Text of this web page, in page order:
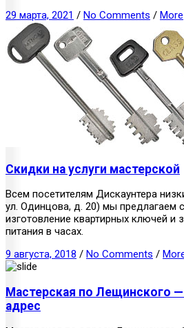
29 марта, 2021 / No Comments / More
Скидки на услуги мастерской
Всем посетителям Дискаунтера
ул. Одинцова, д. 20) мы предлагаем
изготовление квартирных ключей и
питания в часах.
9 августа, 2018 / No Comments /
Мастерская по Лещинского
адрес